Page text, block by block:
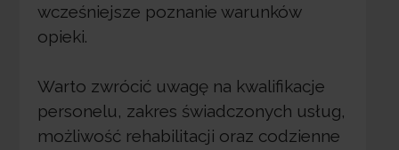
wcześniejsze poznanie warunków
opieki.
Warto zwrócić uwagę na kwalifikacje
personelu, zakres świadczonych usług,
możliwość rehabilitacji oraz codzienne